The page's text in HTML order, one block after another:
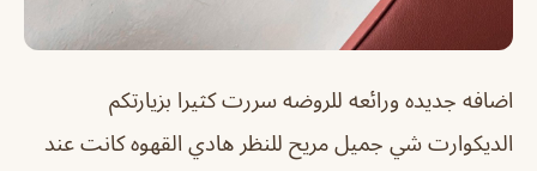
اضافه جديده ورائعه للروضه سررت كثيرا بزيارتكم
الديكوارت شي جميل مريح للنظر هادي القهوه كانت عند